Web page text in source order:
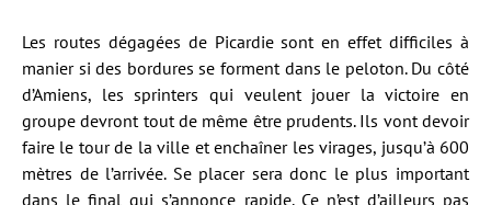
Les routes dégagées de Picardie sont en effet difficiles à
manier si des bordures se forment dans le peloton. Du côté
d’Amiens, les sprinters qui veulent jouer la victoire en
groupe devront tout de même être prudents. Ils vont devoir
faire le tour de la ville et enchaîner les virages, jusqu’à 600
mètres de l’arrivée. Se placer sera donc le plus important
dans le final qui s’annonce rapide. Ce n’est d’ailleurs pas